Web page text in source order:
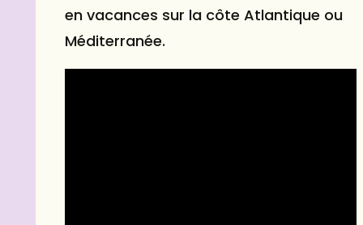
en vacances sur la côte Atlantique ou
Méditerranée.